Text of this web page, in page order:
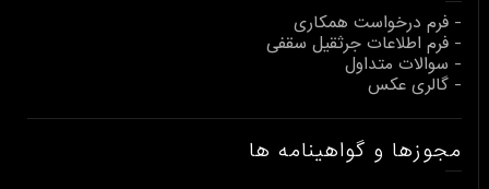
- فرم درخواست همکاری
- فرم اطلاعات جرثقیل سقفی
- سوالات متداول
- گالری عکس
مجوزها و گواهینامه ها